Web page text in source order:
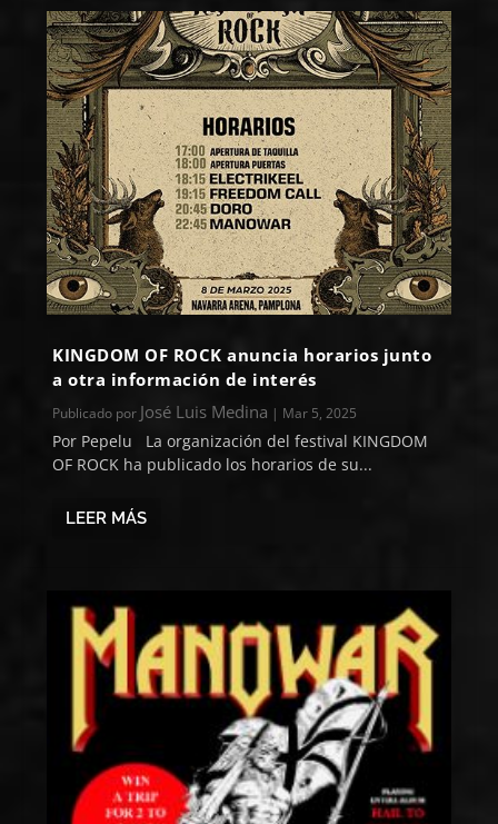
KINGDOM OF ROCK anuncia horarios junto
a otra información de interés
Publicado por José Luis Medina | Mar 5, 2025
Por Pepelu La organización del festival KINGDOM
OF ROCK ha publicado los horarios de su...
LEER MÁS